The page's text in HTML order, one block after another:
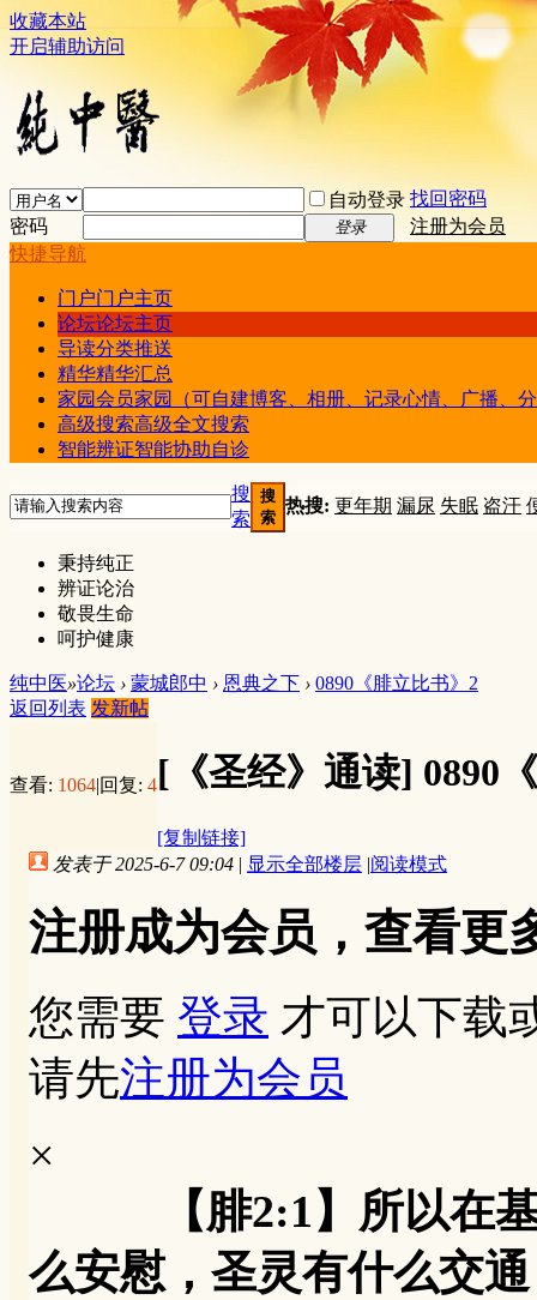
收藏本站
开启辅助访问
自动登录 找回密码
密码
登录
注册为会员
快捷导航
门户门户主页
论坛论坛主页
导读分类推送
精华精华汇总
家园会员家园（可自建博客、相册、记录心情、广播、
高级搜索高级全文搜索
智能辨证智能协助自诊
搜
索
搜
索
热搜: 更年期 漏尿 失眠 盗汗
秉持纯正
辨证论治
敬畏生命
呵护健康
纯中医»论坛 › 蒙城郎中 › 恩典之下 › 0890《腓立比书》2
返回列表 发新帖
查看: 1064|回复: 4[《圣经》通读] 0890
[复制链接]
发表于 2025-6-7 09:04 | 显示全部楼层 |阅读模式
注册成为会员，查看更
您需要 登录 才可以下载
请先注册为会员
×
【腓2:1】所以在
么安慰，圣灵有什么交